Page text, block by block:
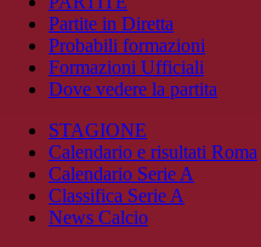
Partite in Diretta
Probabili formazioni
Formazioni Ufficiali
Dove vedere la partita
STAGIONE
Calendario e risultati Roma
Calendario Serie A
Classifica Serie A
News Calcio